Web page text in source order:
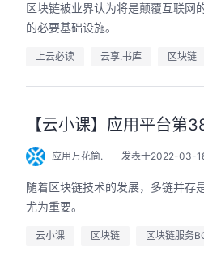
区块链被业界认为将是颠覆互联网
的必要基础设施。
上云必读 云享.书库 区块链
【云小课】应用平台第
应用万花筒. 发表于2022-03-
随着区块链技术的发展，多链并存
尤为重要。
云小课 区块链 区块链服务
AI作品三步上朋友
20:00
到企业级开发。不教编
、有产出、能带走、可炫
华为云
2026/07/22
直播深度解
程。从零构